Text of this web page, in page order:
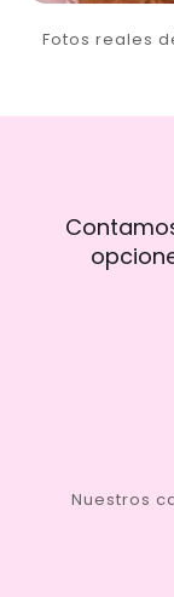
Fotos reales
Nuestros